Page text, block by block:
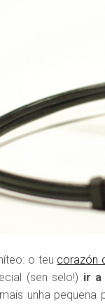
o teu corazón
(sen selo!) ir a
unha pequena